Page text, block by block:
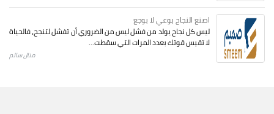
اصنع النجاح بوعي لا بوجع
ليس كل نجاح يولد من فشل ليس من الضروري أن تفشل لتنجح، فالحياة
لا تقيس قوتك بعدد المرات التي سقطت...
منال سالم